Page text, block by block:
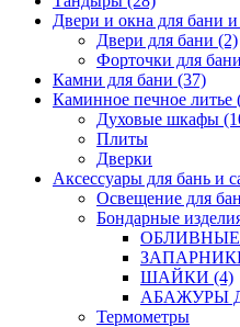
Двери и окна для бани
Двери для бани (2)
Форточки для бани
Камни для бани (37)
Каминное печное литье
Духовые шкафы
Плиты
Дверки
Аксессуары для бань и
Освещение для
Бондарные
ОБЛИВНЫЕ
ШАЙКИ (4)
АБАЖУРЫ
Термометры